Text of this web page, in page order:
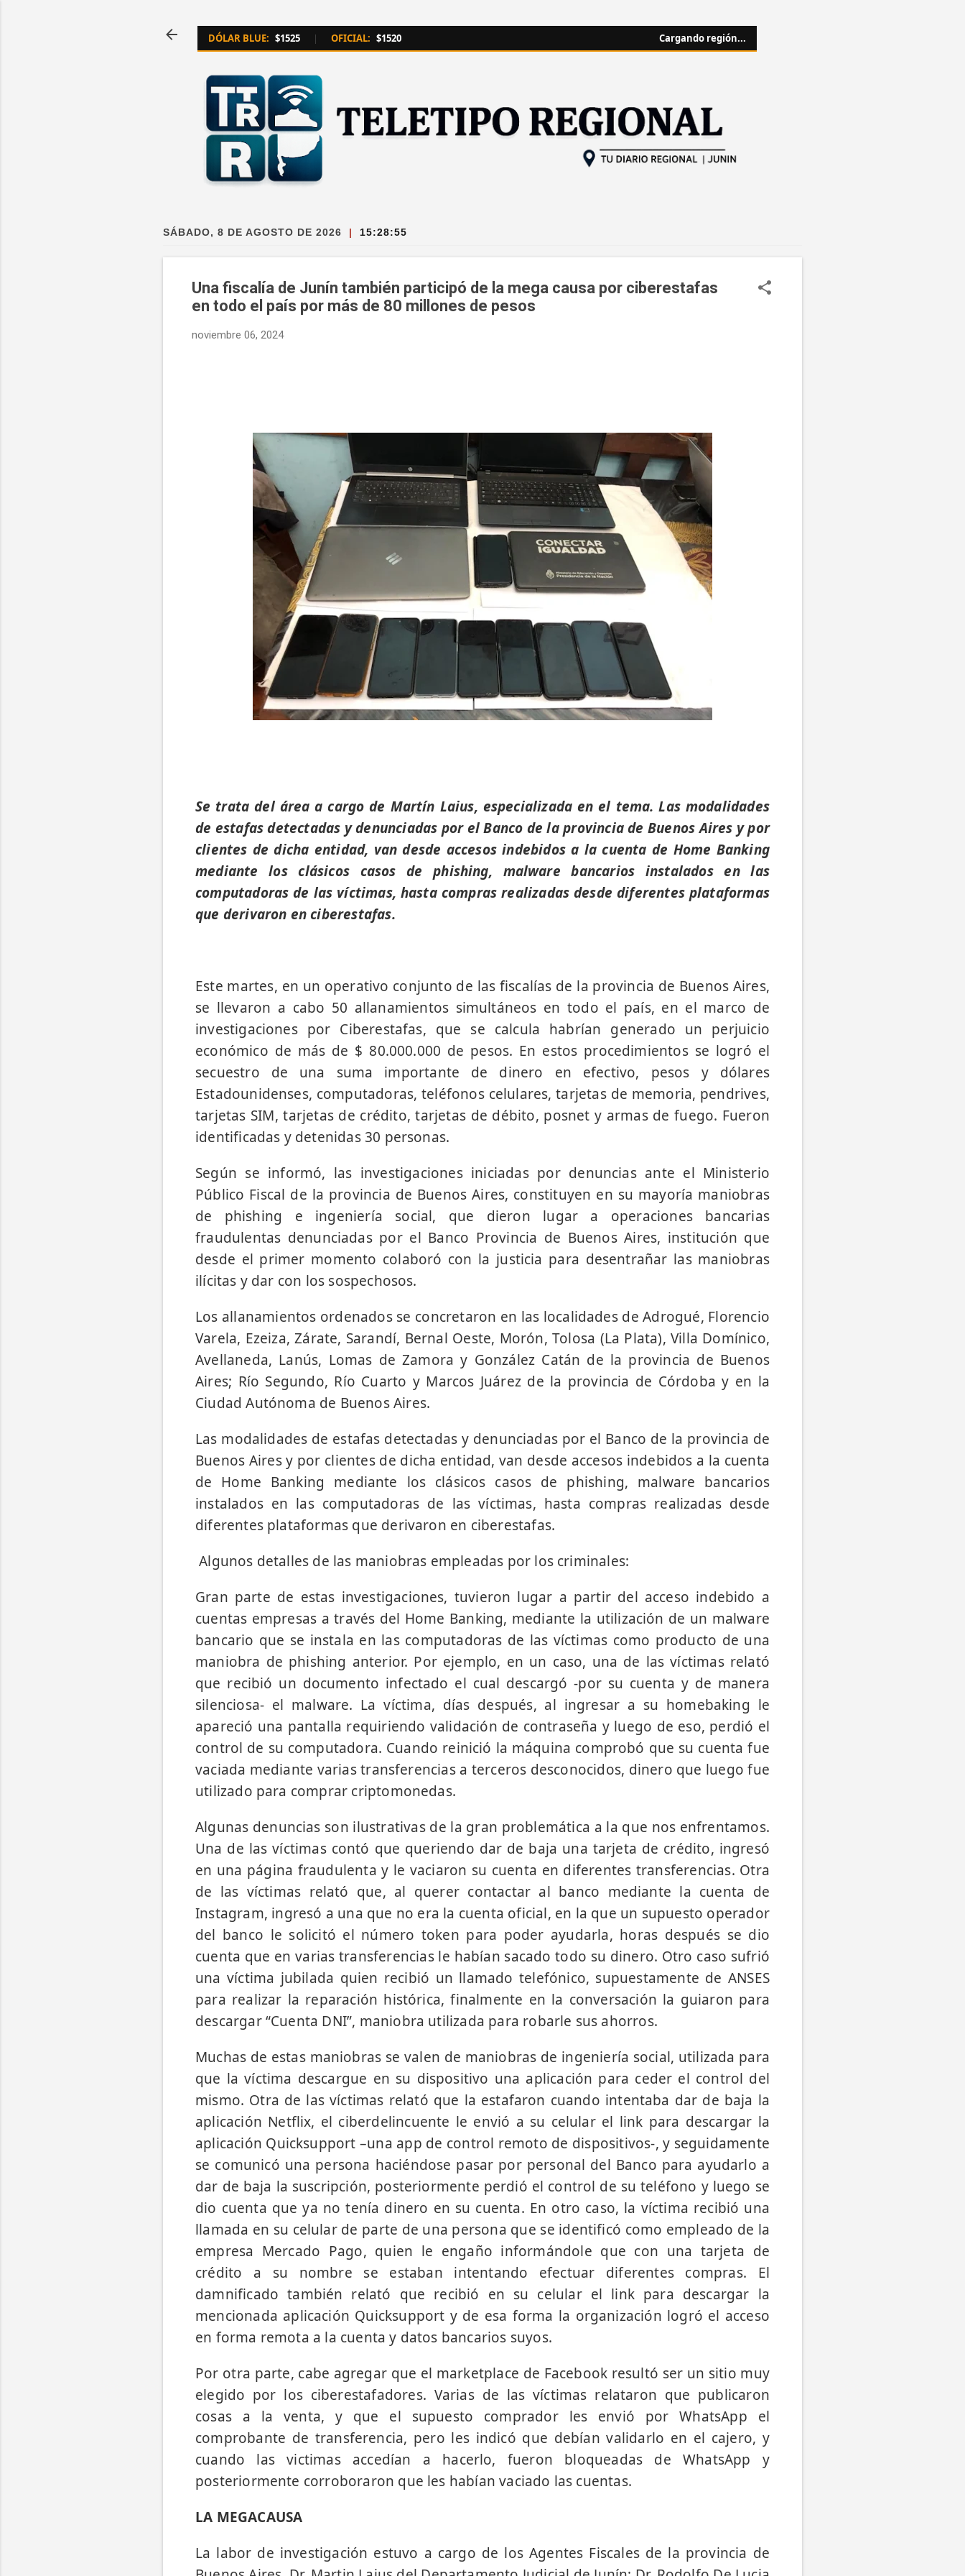
DÓLAR BLUE: $1525 | OFICIAL: $1520 Cargando región...
SÁBADO, 8 DE AGOSTO DE 2026 | 15:28:56
Una fiscalía de Junín también participó de la mega causa por ciberestafas
en todo el país por más de 80 millones de pesos
noviembre 06, 2024
Se trata del área a cargo de Martín Laius, especializada en el tema. Las modalidades
de estafas detectadas y denunciadas por el Banco de la provincia de Buenos Aires y por
clientes de dicha entidad, van desde accesos indebidos a la cuenta de Home Banking
mediante los clásicos casos de phishing, malware bancarios instalados en las
computadoras de las víctimas, hasta compras realizadas desde diferentes plataformas
que derivaron en ciberestafas.
Este martes, en un operativo conjunto de las fiscalías de la provincia de Buenos Aires,
se llevaron a cabo 50 allanamientos simultáneos en todo el país, en el marco de
investigaciones por Ciberestafas, que se calcula habrían generado un perjuicio
económico de más de $ 80.000.000 de pesos. En estos procedimientos se logró el
secuestro de una suma importante de dinero en efectivo, pesos y dólares
Estadounidenses, computadoras, teléfonos celulares, tarjetas de memoria, pendrives,
tarjetas SIM, tarjetas de crédito, tarjetas de débito, posnet y armas de fuego. Fueron
identificadas y detenidas 30 personas.
Según se informó, las investigaciones iniciadas por denuncias ante el Ministerio
Público Fiscal de la provincia de Buenos Aires, constituyen en su mayoría maniobras
de phishing e ingeniería social, que dieron lugar a operaciones bancarias
fraudulentas denunciadas por el Banco Provincia de Buenos Aires, institución que
desde el primer momento colaboró con la justicia para desentrañar las maniobras
ilícitas y dar con los sospechosos.
Los allanamientos ordenados se concretaron en las localidades de Adrogué, Florencio
Varela, Ezeiza, Zárate, Sarandí, Bernal Oeste, Morón, Tolosa (La Plata), Villa Domínico,
Avellaneda, Lanús, Lomas de Zamora y González Catán de la provincia de Buenos
Aires; Río Segundo, Río Cuarto y Marcos Juárez de la provincia de Córdoba y en la
Ciudad Autónoma de Buenos Aires.
Las modalidades de estafas detectadas y denunciadas por el Banco de la provincia de
Buenos Aires y por clientes de dicha entidad, van desde accesos indebidos a la cuenta
de Home Banking mediante los clásicos casos de phishing, malware bancarios
instalados en las computadoras de las víctimas, hasta compras realizadas desde
diferentes plataformas que derivaron en ciberestafas.
Algunos detalles de las maniobras empleadas por los criminales:
Gran parte de estas investigaciones, tuvieron lugar a partir del acceso indebido a
cuentas empresas a través del Home Banking, mediante la utilización de un malware
bancario que se instala en las computadoras de las víctimas como producto de una
maniobra de phishing anterior. Por ejemplo, en un caso, una de las víctimas relató
que recibió un documento infectado el cual descargó -por su cuenta y de manera
silenciosa- el malware. La víctima, días después, al ingresar a su homebaking le
apareció una pantalla requiriendo validación de contraseña y luego de eso, perdió el
control de su computadora. Cuando reinició la máquina comprobó que su cuenta fue
vaciada mediante varias transferencias a terceros desconocidos, dinero que luego fue
utilizado para comprar criptomonedas.
Algunas denuncias son ilustrativas de la gran problemática a la que nos enfrentamos.
Una de las víctimas contó que queriendo dar de baja una tarjeta de crédito, ingresó
en una página fraudulenta y le vaciaron su cuenta en diferentes transferencias. Otra
de las víctimas relató que, al querer contactar al banco mediante la cuenta de
Instagram, ingresó a una que no era la cuenta oficial, en la que un supuesto operador
del banco le solicitó el número token para poder ayudarla, horas después se dio
cuenta que en varias transferencias le habían sacado todo su dinero. Otro caso sufrió
una víctima jubilada quien recibió un llamado telefónico, supuestamente de ANSES
para realizar la reparación histórica, finalmente en la conversación la guiaron para
descargar “Cuenta DNI”, maniobra utilizada para robarle sus ahorros.
Muchas de estas maniobras se valen de maniobras de ingeniería social, utilizada para
que la víctima descargue en su dispositivo una aplicación para ceder el control del
mismo. Otra de las víctimas relató que la estafaron cuando intentaba dar de baja la
aplicación Netflix, el ciberdelincuente le envió a su celular el link para descargar la
aplicación Quicksupport –una app de control remoto de dispositivos-, y seguidamente
se comunicó una persona haciéndose pasar por personal del Banco para ayudarlo a
dar de baja la suscripción, posteriormente perdió el control de su teléfono y luego se
dio cuenta que ya no tenía dinero en su cuenta. En otro caso, la víctima recibió una
llamada en su celular de parte de una persona que se identificó como empleado de la
empresa Mercado Pago, quien le engaño informándole que con una tarjeta de
crédito a su nombre se estaban intentando efectuar diferentes compras. El
damnificado también relató que recibió en su celular el link para descargar la
mencionada aplicación Quicksupport y de esa forma la organización logró el acceso
en forma remota a la cuenta y datos bancarios suyos.
Por otra parte, cabe agregar que el marketplace de Facebook resultó ser un sitio muy
elegido por los ciberestafadores. Varias de las víctimas relataron que publicaron
cosas a la venta, y que el supuesto comprador les envió por WhatsApp el
comprobante de transferencia, pero les indicó que debían validarlo en el cajero, y
cuando las victimas accedían a hacerlo, fueron bloqueadas de WhatsApp y
posteriormente corroboraron que les habían vaciado las cuentas.
LA MEGACAUSA
La labor de investigación estuvo a cargo de los Agentes Fiscales de la provincia de